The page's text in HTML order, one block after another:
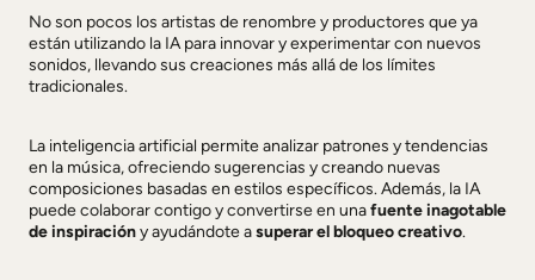
No son pocos los artistas de renombre y productores que ya
están utilizando la IA para innovar y experimentar con nuevos
sonidos, llevando sus creaciones más allá de los límites
tradicionales.
La inteligencia artificial permite analizar patrones y tendencias
en la música, ofreciendo sugerencias y creando nuevas
composiciones basadas en estilos específicos. Además, la IA
puede colaborar contigo y convertirse en unafuente inagotable
de inspiracióny ayudándote asuperar el bloqueo creativo.